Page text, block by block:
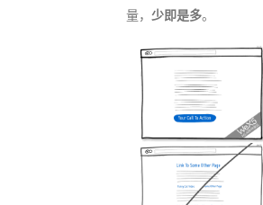
量， 少即是多。